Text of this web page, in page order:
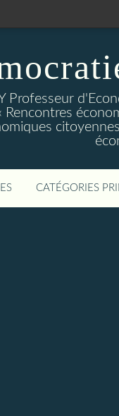
Professeur
Rencontres
CATÉGORIES